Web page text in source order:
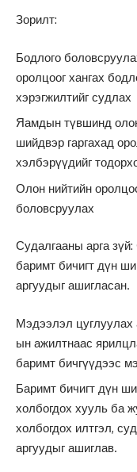
Зорилт:
Бодлого
оролцоог хангах
хэрэгжилтийг судлах
Яамдын түвшинд
шийдвэр гаргахад
хэлбэрүүдийг
Олон нийтийн
боловсруулах
Судалгааны арга
баримт бичигт дүн
аргуудыг ашигласан.
Мэдээлэл
ын ажилтнаас
баримт бичгүүдээс
Баримт бичигт дүн
холбогдох хууль ба
холбогдох илтгэл,
аргуудыг ашиглав.